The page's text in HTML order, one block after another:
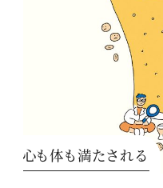
心も体も満たされる